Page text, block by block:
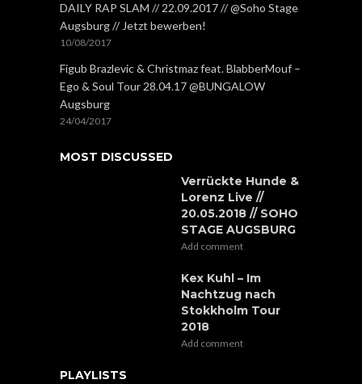
DAILY RAP SLAM // 22.09.2017 // @Soho Stage
Augsburg // Jetzt bewerben!
10/08/2017
Figub Brazlevic & Christmaz feat. BlabberMouf –
Ego & Soul Tour 28.04.17 @BUNGALOW
Augsburg
24/04/2017
MOST DISCUSSED
Verrückte Hunde &
Lorenz Live //
20.05.2018 // SOHO
STAGE AUGSBURG
Add comment
Kex Kuhl – Im
Nachtzug nach
Stokkholm Tour
2018
Add comment
PLAYLISTS